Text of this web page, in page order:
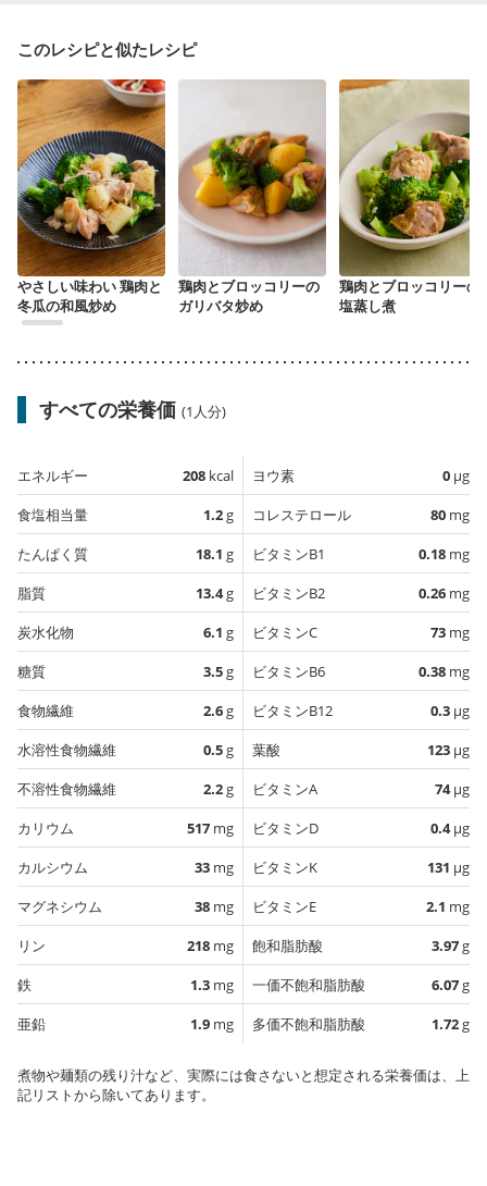
このレシピと似たレシピ
やさしい味わい 鶏肉と
冬瓜の和風炒め
鶏肉とブロッコリーの
ガリバタ炒め
鶏肉とブロッコリーの
塩蒸し煮
すべての栄養価 (1人分)
エネルギー 208 kcal
食塩相当量
1.2g
たんぱく質
18.1 g
脂質
13.4g
炭水化物
6.1 g
糖質
3.5g
食物繊維
2.6g
水溶性食物繊維
0.5g
不溶性食物繊維
2.2g
カリウム
517 mg
カルシウム
33 mg
マグネシウム
38 mg
リン
218 mg
鉄
1.3 mg
亜鉛
1.9 mg
ヨウ素 0 µg
コレステロール
80 mg
ビタミンB1
0.18 mg
ビタミンB2
0.26 mg
ビタミンC
73 mg
ビタミンB6
0.38 mg
ビタミンB12
0.3 µg
葉酸
123 µg
ビタミンA
74µg
ビタミンD
0.4µg
ビタミンK
131 µg
ビタミンE
2.1 mg
飽和脂肪酸
3.97g
一価不飽和脂肪酸
6.07g
多価不飽和脂肪酸
1.72g
煮物や麺類の残り汁など、実際には食さないと想定される栄養価は、上
記リストから除いてあります。